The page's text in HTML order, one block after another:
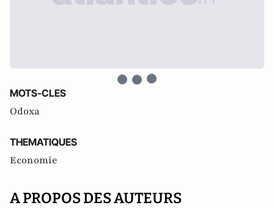
MOTS-CLES
Odoxa
THEMATIQUES
Economie
A PROPOS DES AUTEURS